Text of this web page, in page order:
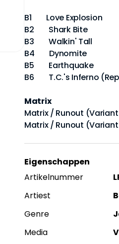
B1 Love Explosion
B2 Shark Bite
B3 Walkin' Tall
B4 Dynomite
B5 Earthquake
B6 T.C.'s Inferno
Matrix
Matrix / Runout (Variant
Matrix / Runout (Variant
Eigenschappen
Artikelnummer
Artiest
Genre
Media